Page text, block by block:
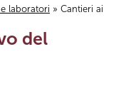
laboratori » Cantieri ai
del